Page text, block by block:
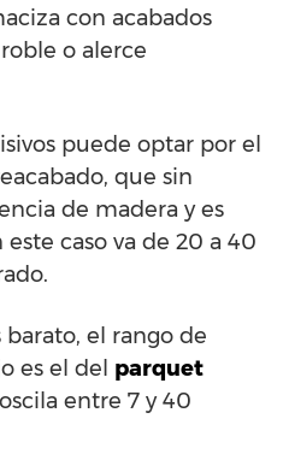
con acabados
o alerce
puede optar por el
que sin
de madera y es
este caso va de 20 a 40
el rango de
es el del parquet
entre 7 y 40